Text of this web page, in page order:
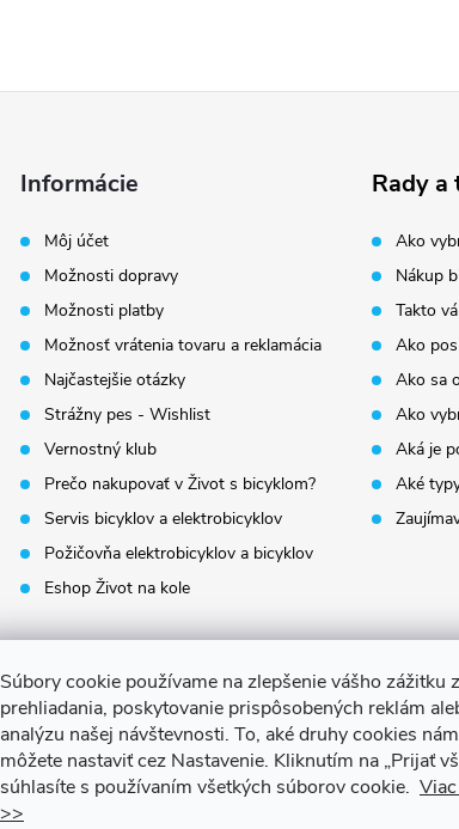
Súbory cookie používame na zlepšenie vášho zážitku z
prehliadania, poskytovanie prispôsobených reklám
analýzu našej návštevnosti. To, aké druhy cookies
môžete nastaviť cez Nastavenie. Kliknutím na „Prijať
súhlasíte s používaním všetkých súborov cookie.
>>
Informácie
Môj účet
Možnosti dopravy
Možnosti platby
Možnosť vrátenia tovaru a reklamácia
Najčastejšie otázky
Strážny pes - Wishlist
Vernostný klub
Prečo nakupovať v Život s bicyklom?
Servis bicyklov a elektrobicyklov
Požičovňa elektrobicyklov a bicyklov
Eshop Život na kole
Rady a
Ako
Nákup
Takto
Ako
Ako sa
Ako
Aká je
Aké